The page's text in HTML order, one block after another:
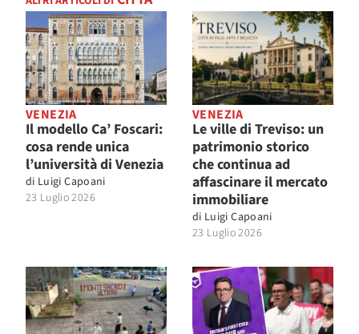
VENEZIA
Il modello Ca’ Foscari:
cosa rende unica
l’università di Venezia
di Luigi Capoani
23 Luglio 2026
VENEZIA
Le ville di Treviso: un
patrimonio storico
che continua ad
affascinare il mercato
immobiliare
di Luigi Capoani
23 Luglio 2026